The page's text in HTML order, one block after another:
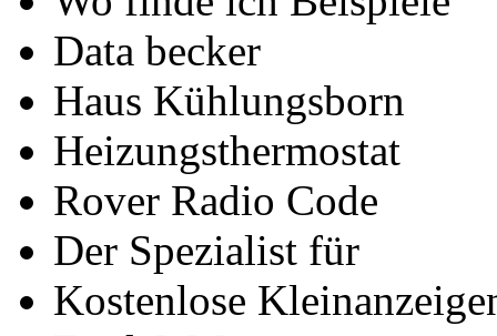
Data becker
Haus Kühlungsborn
Heizungsthermostat
Rover Radio Code
Der Spezialist für
Kostenlose